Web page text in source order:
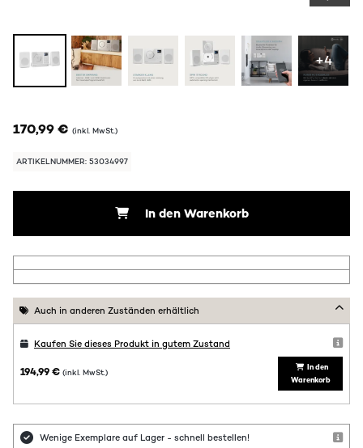
+4
170,99 € (inkl. MwSt.)
ARTIKELNUMMER: 53034997
In den Warenkorb
Auch in anderen Zuständen erhältlich
Kaufen Sie dieses Produkt in gutem Zustand
194,99 € (inkl. MwSt.)
In den
Warenkorb
Wenige Exemplare auf Lager - schnell bestellen!